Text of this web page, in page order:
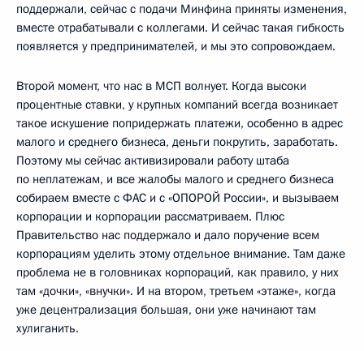
поддержали, сейчас с подачи Минфина приняты изменения,
вместе отрабатывали с коллегами. И сейчас такая гибкость
появляется у предпринимателей, и мы это сопровождаем.
Второй момент, что нас в МСП волнует. Когда высоки
процентные ставки, у крупных компаний всегда возникает
такое искушение попридержать платежи, особенно в адрес
малого и среднего бизнеса, деньги покрутить, заработать.
Поэтому мы сейчас активизировали работу штаба
по неплатежам, и все жалобы малого и среднего бизнеса
собираем вместе с ФАС и с «ОПОРОЙ России», и вызываем
корпорации и корпорации рассматриваем. Плюс
Правительство нас поддержало и дало поручение всем
корпорациям уделить этому отдельное внимание. Там даже
проблема не в головниках корпораций, как правило, у них
там «дочки», «внучки». И на втором, третьем «этаже», когда
уже децентрализация большая, они уже начинают там
хулиганить.